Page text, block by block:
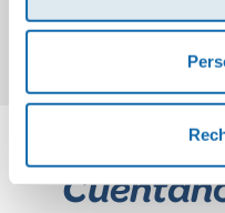
Comprar